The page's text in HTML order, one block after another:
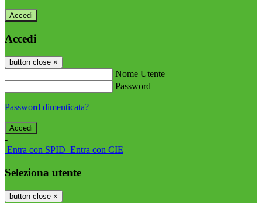
Accedi
Accedi
button close ×
Nome Utente
Password
Password dimenticata?
-
Entra con SPID Entra con CIE
Seleziona utente
button close ×